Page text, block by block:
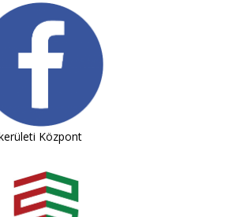
Központ